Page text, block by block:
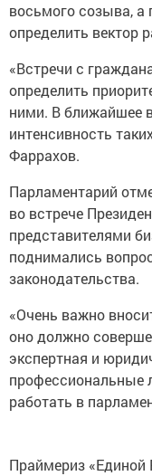
восьмого созыва, а
определить вектор
«Встречи с
определить
ними. В ближайшее
интенсивность
Фаррахов.
Парламентарий
во встрече
представителями
поднимались
законодательства.
«Очень важно
оно должно
экспертная и
профессиональные
работать в
Праймериз «Единой